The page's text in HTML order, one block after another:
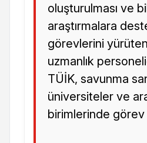
oluşturulması ve
araştırmalara
görevlerini
uzmanlık
TÜİK, savunma
üniversiteler ve
birimlerinde görev